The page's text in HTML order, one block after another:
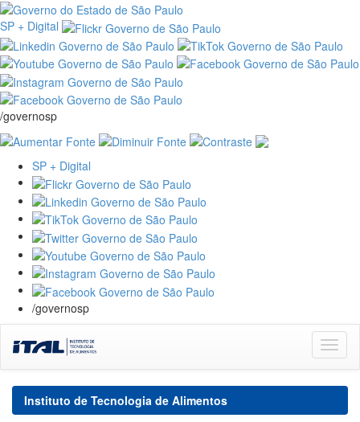
SP + Digital
/governosp
SP + Digital
/governosp
navigation
Instituto de Tecnologia de Alimentos